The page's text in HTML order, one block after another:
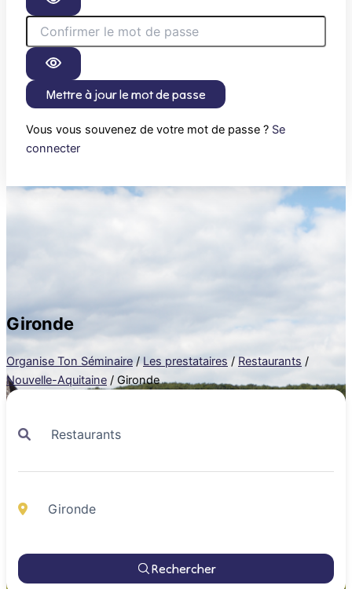
Mettre à jour le mot de passe
Vous vous souvenez de votre mot de passe ? Se
connecter
Gironde
Organise Ton Séminaire / Les prestataires / Restaurants /
Nouvelle-Aquitaine / Gironde
Rechercher